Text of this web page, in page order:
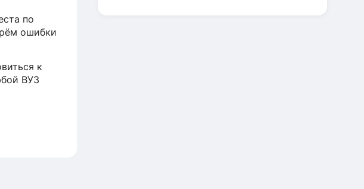
по
ошибки
к
ВУЗ